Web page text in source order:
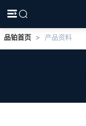
品铂首页 > 产品资料